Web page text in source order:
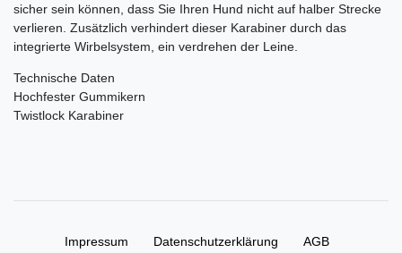
sicher sein können, dass Sie Ihren Hund nicht auf halber Strecke
verlieren. Zusätzlich verhindert dieser Karabiner durch das
integrierte Wirbelsystem, ein verdrehen der Leine.
Technische Daten
Hochfester Gummikern
Twistlock Karabiner
Impressum Daten­schutz­erklärung AGB